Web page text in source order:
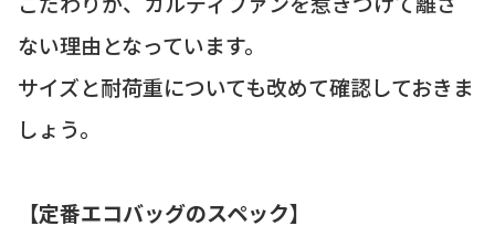
ない理由となっています。
サイズと耐荷重についても改めて確認しておきま
しょう。
【定番エコバッグのスペック】